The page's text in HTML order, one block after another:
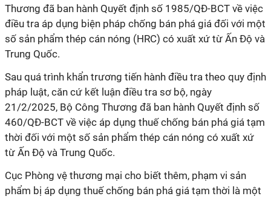
Thương đã ban hành Quyết định số 1985/QĐ-BCT về việc
điều tra áp dụng biện pháp chống bán phá giá đối với một
số sản phẩm thép cán nóng (HRC) có xuất xứ từ Ấn Độ và
Trung Quốc.
Sau quá trình khẩn trương tiến hành điều tra theo quy định
pháp luật, căn cứ kết luận điều tra sơ bộ, ngày
21/2/2025, Bộ Công Thương đã ban hành Quyết định số
460/QĐ-BCT về việc áp dụng thuế chống bán phá giá tạm
thời đối với một số sản phẩm thép cán nóng có xuất xứ
từ Ấn Độ và Trung Quốc.
Cục Phòng vệ thương mại cho biết thêm, phạm vi sản
phẩm bị áp dụng thuế chống bán phá giá tạm thời là một